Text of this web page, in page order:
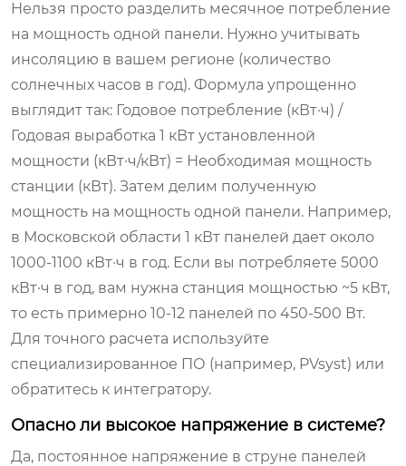
Нельзя просто разделить месячное потребление
на мощность одной панели. Нужно учитывать
инсоляцию в вашем регионе (количество
солнечных часов в год). Формула упрощенно
выглядит так: Годовое потребление (кВт·ч) /
Годовая выработка 1 кВт установленной
мощности (кВт·ч/кВт) = Необходимая мощность
станции (кВт). Затем делим полученную
мощность на мощность одной панели. Например,
в Московской области 1 кВт панелей дает около
1000-1100 кВт·ч в год. Если вы потребляете 5000
кВт·ч в год, вам нужна станция мощностью ~5 кВт,
то есть примерно 10-12 панелей по 450-500 Вт.
Для точного расчета используйте
специализированное ПО (например, PVsyst) или
обратитесь к интегратору.
Опасно ли высокое напряжение в системе?
Да, постоянное напряжение в струне панелей